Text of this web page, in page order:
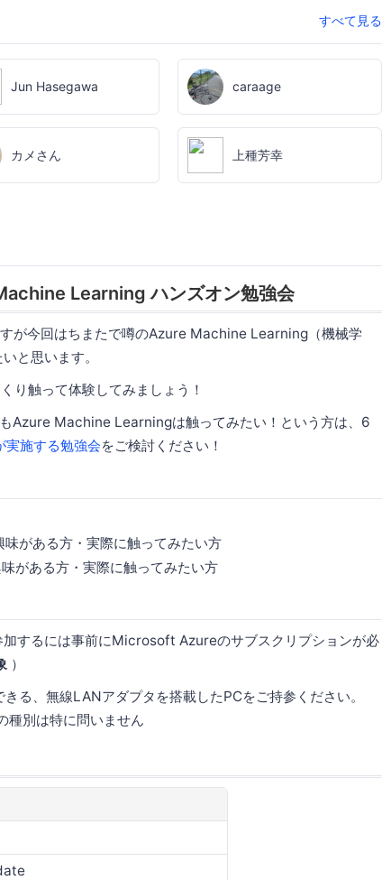
すべて見る
Jun Hasegawa caraage
カメさん 上種芳幸
Learning ハンズオン勉強会
が今回はちまたで噂のAzure Machine Learning（機械学
と思います。
触って体験してみましょう！
Azure Machine Learningは触ってみたい！という方は、6
実施する勉強会をご検討ください！
がある方・実際に触ってみたい方
がある方・実際に触ってみたい方
するには事前にMicrosoft Azureのサブスクリプションが必
）
る、無線LANアダプタを搭載したPCをご持参ください。
種別は特に問いません